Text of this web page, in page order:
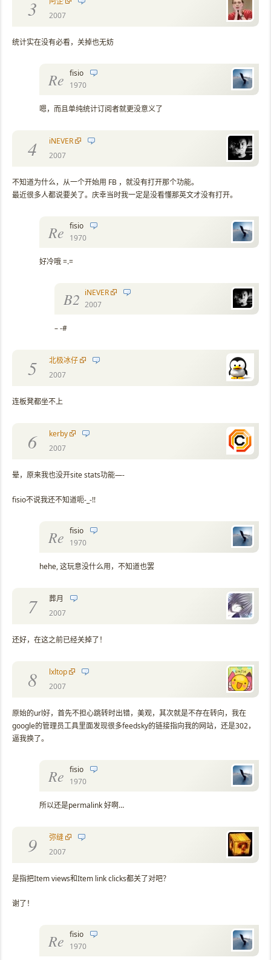
3
2007
统计实在没有必看，关掉也无妨
Re fisio
1970
嗯，而且单纯统计订阅者就更没意义了
4
iNEVER
2007
不知道为什么，从一个开始用 FB ，就没有打开那个功能。
最近很多人都说要关了。庆幸当时我一定是没看懂那英文才没有打开。
Re fisio
1970
好冷哦 =.=
B2 iNEVER
2007
– -#
5
北极冰仔
2007
连板凳都坐不上
6
kerby
2007
晕，原来我也没开site stats功能—-
fisio不说我还不知道呃-_-!!
Re fisio
1970
hehe, 这玩意没什么用，不知道也罢
7
葬月
2007
还好，在这之前已经关掉了！
8
lxltop
2007
原始的url好，首先不担心跳转时出错，美观，其次就是不存在转向，我在
google的管理员工具里面发现很多feedsky的链接指向我的网站，还是302，
逼我换了。
Re fisio
1970
所以还是permalink 好啊…
9
弥缝
2007
是指把Item views和Item link clicks都关了对吧？
谢了！
Re fisio
1970